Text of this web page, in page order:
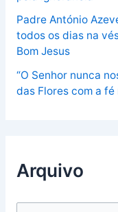
Padre António
todos os dias na
Bom Jesus
“O Senhor nunca
das Flores com a
Arquivo